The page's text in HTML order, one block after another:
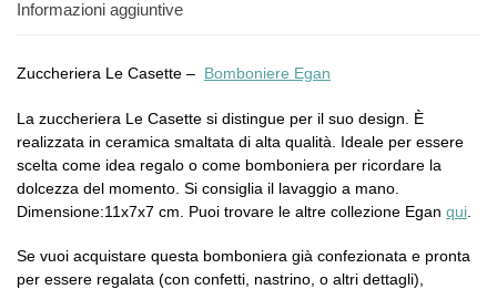
Informazioni aggiuntive
Zuccheriera Le Casette – Bomboniere Egan
La zuccheriera Le Casette si distingue per il suo design. È
realizzata in ceramica smaltata di alta qualità. Ideale per essere
scelta come idea regalo o come bomboniera per ricordare la
dolcezza del momento. Si consiglia il lavaggio a mano.
Dimensione:11x7x7 cm. Puoi trovare le altre collezione Egan qui
Se vuoi acquistare questa bomboniera già confezionata e pronta
per essere regalata (con confetti, nastrino, o altri dettagli),